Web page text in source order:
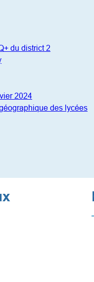
du district 2
2024
des lycées